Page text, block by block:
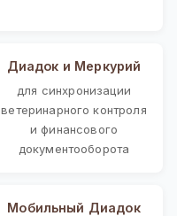
Диадок и Меркурий
для синхронизации
ветеринарного контроля
и финансового
документооборота
Мобильный Диадок